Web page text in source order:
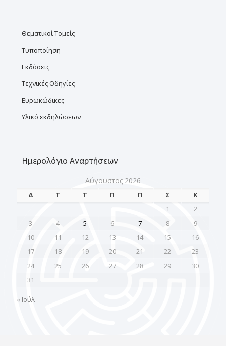
Θεματικοί Τομείς
Τυποποίηση
Εκδόσεις
Τεχνικές Οδηγίες
Ευρωκώδικες
Υλικό εκδηλώσεων
Ημερολόγιο Αναρτήσεων
Αύγουστος 2026
Δ Τ Τ Π Π Σ
Κ
1
2
3
4 5 6 7 8
9
10
11 12 13 14 15
16
17
18 19 20 21 22
23
24
25 26 27 28 29
30
31
« Ιούλ